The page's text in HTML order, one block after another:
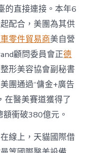
的直接連接。本年6
配合，美團為其供
零件貿易商美自營
顧問委員會正德
形美容協會副秘書
團通過“傭金+廣告
在醫美賽道獲得了
衝破380億元。
線上，天貓國際借